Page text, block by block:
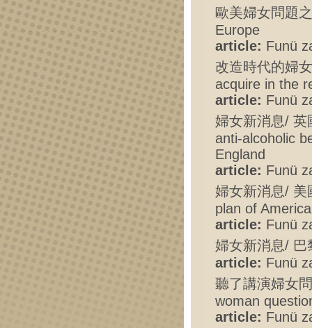
歐美婦女問題
Europe
article: Funü
改造時代的婦
acquire in the
article: Funü
婦女新消息/ 英
anti-alcoholic
England
article: Funü
婦女新消息/ 美
plan of
article: Funü
婦女新消息/ 巴
article: Funü
聽了講演婦女
woman
article: Funü